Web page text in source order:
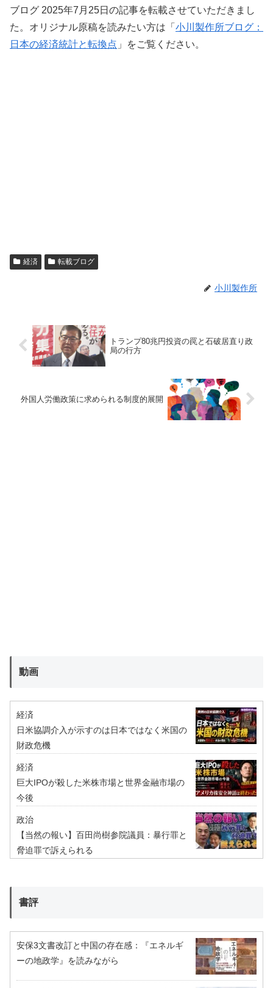
ブログ 2025年7月25日の記事を転載させていただきまし
た。オリジナル原稿を読みたい方は「 小川製作所ブログ：
日本の経済統計と転換点 」をご覧ください。
経済 転載ブログ
小川製作所
トランプ80兆円投資の罠と石破居直り政
局の行方
外国人労働政策に求められる制度的展開
動画
経済
日米協調介入が示すのは日本ではなく米国の
財政危機
経済
巨大IPOが殺した米株市場と世界金融市場の
今後
政治
【当然の報い】百田尚樹参院議員：暴行罪と
脅迫罪で訴えられる
書評
安保3文書改訂と中国の存在感：『エネルギ
ーの地政学』を読みながら